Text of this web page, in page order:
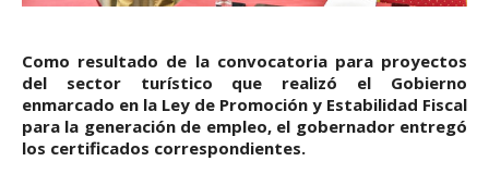
Como resultado de la convocatoria para proyectos
del sector turístico que realizó el Gobierno
enmarcado en la Ley de Promoción y Estabilidad Fiscal
para la generación de empleo, el gobernador entregó
los certificados correspondientes.